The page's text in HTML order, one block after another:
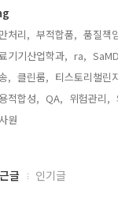
처리, 부적합품, 품질책
기기산업학과, ra,
, 클린룸, 티스토리챌린
적합성, QA, 위험관리,
원,
글 인기글